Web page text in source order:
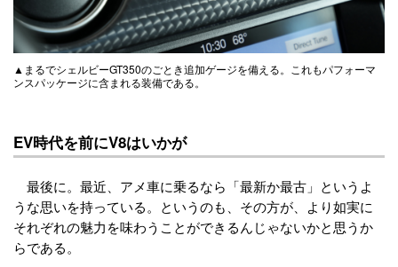
▲まるでシェルビーGT350のごとき追加ゲージを備える。これもパフォーマ
ンスパッケージに含まれる装備である。
EV時代を前にV8はいかが
最後に。最近、アメ車に乗るなら「最新か最古」というよ
うな思いを持っている。というのも、その方が、より如実に
それぞれの魅力を味わうことができるんじゃないかと思うか
らである。